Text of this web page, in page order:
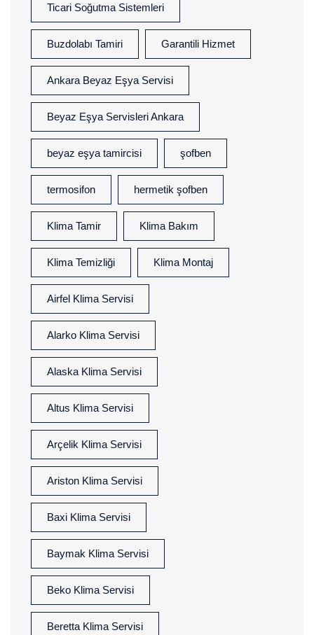
Ticari Soğutma Sistemleri
Buzdolabı Tamiri Garantili Hizmet
Ankara Beyaz Eşya Servisi
Beyaz Eşya Servisleri Ankara
beyaz eşya tamircisi şofben
termosifon hermetik şofben
Klima Tamir Klima Bakım
Klima Temizliği Klima Montaj
Airfel Klima Servisi
Alarko Klima Servisi
Alaska Klima Servisi
Altus Klima Servisi
Arçelik Klima Servisi
Ariston Klima Servisi
Baxi Klima Servisi
Baymak Klima Servisi
Beko Klima Servisi
Beretta Klima Servisi